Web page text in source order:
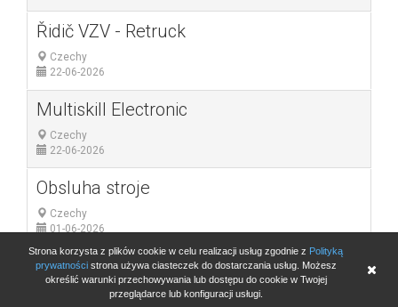
Strona korzysta z plików cookie w celu realizacji usług zgodnie z Polityką
prywatnościstrona używa ciasteczek do dostarczania usług. Możesz
określić warunki przechowywania lub dostępu do cookie w Twojej
przeglądarce lub konfiguracji usługi.
Řidič VZV - Retruck
Czechy
22-06-2026
Multiskill Electronic
Czechy
22-06-2026
Obsluha stroje
Czechy
01-06-2026
10 20 50 100